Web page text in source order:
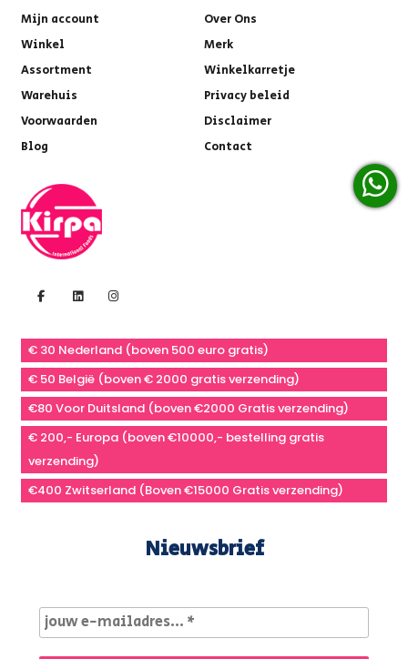
Mijn account
Over Ons
Winkel
Merk
Assortment
Winkelkarretje
Warehuis
Privacy beleid
Voorwaarden
Disclaimer
Blog
Contact
€ 30 Nederland (boven 500 euro gratis)
€ 50 België (boven € 2000 gratis verzending)
€80 Voor Duitsland (boven €2000 Gratis verzending)
€ 200,- Europa (boven €10000,- bestelling gratis
verzending)
€400 Zwitserland (Boven €15000 Gratis verzending)
Nieuwsbrief